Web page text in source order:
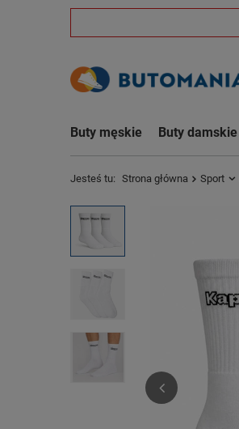
Buty męskie Buty damskie
Jesteś tu: Strona główna Sport